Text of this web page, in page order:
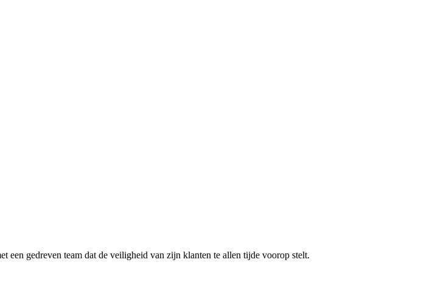
een gedreven team dat de veiligheid van zijn klanten te allen tijde voorop stelt.